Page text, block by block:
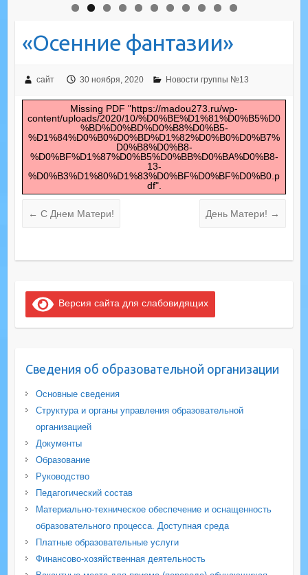
«Осенние фантазии»
сайт 30 ноября, 2020 Новости группы №13
Missing PDF "https://madou273.ru/wp-
content/uploads/2020/10/%D0%BE%D1%81%D0%B5%D0
%BD%D0%BD%D0%B8%D0%B5-
%D1%84%D0%B0%D0%BD%D1%82%D0%B0%D0%B7%
D0%B8%D0%B8-
%D0%BF%D1%87%D0%B5%D0%BB%D0%BA%D0%B8-
13-
%D0%B3%D1%80%D1%83%D0%BF%D0%BF%D0%B0.p
df".
← С Днем Матери! День Матери! →
Версия сайта для слабовидящих
Сведения об образовательной организации
Основные сведения
Структура и органы управления образовательной
организацией
Документы
Образование
Руководство
Педагогический состав
Материально-техническое обеспечение и оснащенность
образовательного процесса. Доступная среда
Платные образовательные услуги
Финансово-хозяйственная деятельность